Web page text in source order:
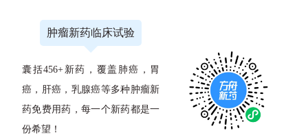
肿瘤新药临床试验
囊括456+新药，覆盖肺癌，胃
癌，肝癌，乳腺癌等多种肿瘤新
药免费用药，每一个新药都是一
份希望！